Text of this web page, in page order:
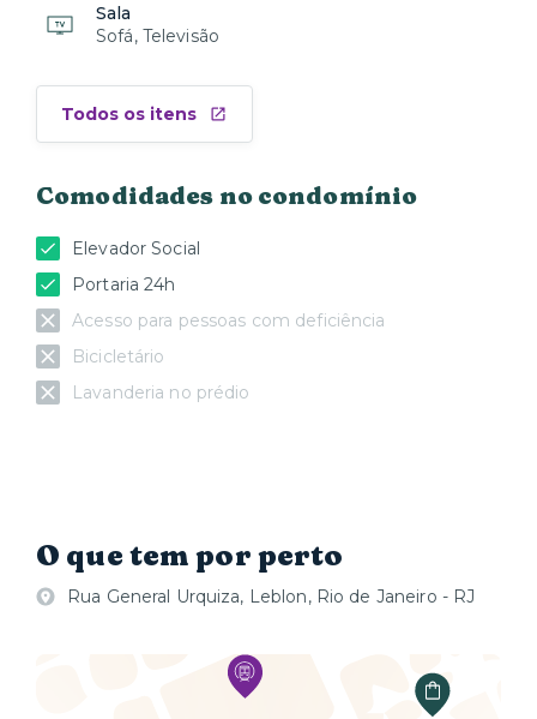
Sala
Sofá, Televisão
Todos os itens
Comodidades no condomínio
Elevador Social
Portaria 24h
Acesso para pessoas com deficiência
Bicicletário
Lavanderia no prédio
O que tem por perto
Rua General Urquiza, Leblon, Rio de Janeiro - RJ